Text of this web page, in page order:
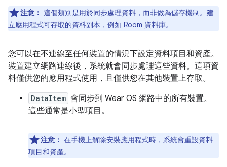
注意： 這個類別是用於同步處理資料，而非做為儲存機制。建
立應用程式可存取的資料副本，例如 Room 資料庫。
您可以在不連線至任何裝置的情況下設定資料項目和資產。
裝置建立網路連線後，系統就會同步處理這些資料。這項資
料僅供您的應用程式使用，且僅供您在其他裝置上存取。
DataItem 會同步到 Wear OS 網路中的所有裝置。
這些通常是小型項目。
注意： 在手機上解除安裝應用程式時，系統會重設資料
項目和資產。